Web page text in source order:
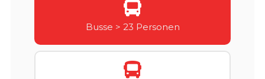
Busse > 23 Personen